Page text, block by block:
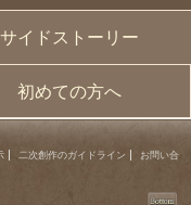
サイドストーリー
初めての方へ
二次創作のガイドライン
お問い合